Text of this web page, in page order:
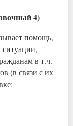
4)
помощь,
в т.ч.
(в связи с их